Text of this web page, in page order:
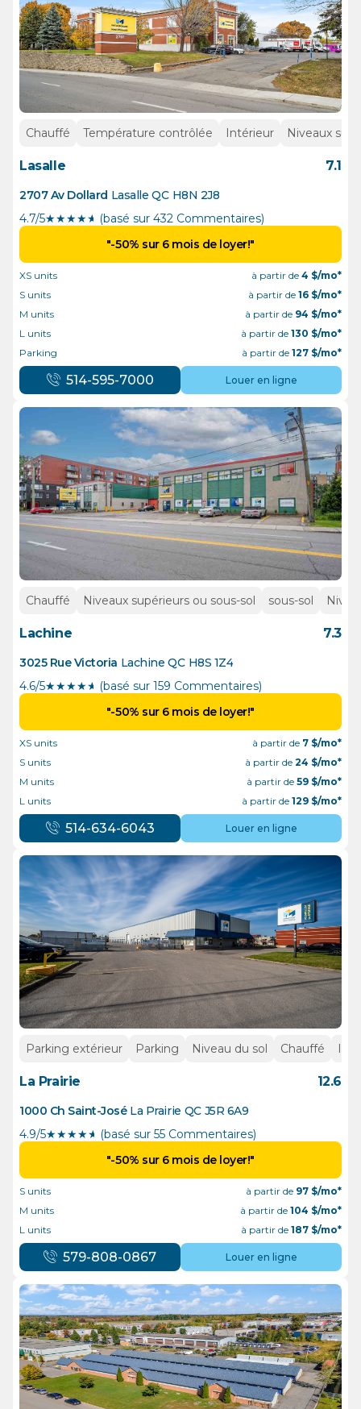
Chauffé Température contrôlée Intérieur Niveaux
Lasalle 7.1
2707 Av Dollard Lasalle QC H8N 2J8
4.7/5★★★★½ (basé sur 432 Commentaires)
"-50% sur 6 mois de loyer!"
XS units à partir de 4 $/mo*
S units
à partir de 16 $/mo*
M units
à partir de 94 $/mo*
L units
à partir de 130 $/mo*
Parking
à partir de 127 $/mo*
514-595-7000 Louer en ligne
Chauffé Niveaux supérieurs ou sous-sol sous-sol
Lachine 7.3
3025 Rue Victoria Lachine QC H8S 1Z4
4.6/5★★★★½ (basé sur 159 Commentaires)
"-50% sur 6 mois de loyer!"
XS units à partir de 7 $/mo*
S units
à partir de 24 $/mo*
M units
à partir de 59 $/mo*
L units
à partir de 129 $/mo*
514-634-6043 Louer en ligne
Parking extérieur Parking Niveau du sol Chauffé
La Prairie 12.6
1000 Ch Saint-José La Prairie QC J5R 6A9
4.9/5★★★★½ (basé sur 55 Commentaires)
"-50% sur 6 mois de loyer!"
S units à partir de 97 $/mo*
M units
à partir de 104 $/mo*
L units
à partir de 187 $/mo*
579-808-0867 Louer en ligne